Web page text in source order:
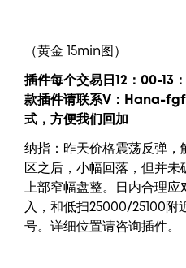
（黄金 15min图）
插件每个交易日12：00-13
款插件请联系V： Hana-
式，方便我们回加
纳指：昨天价格震荡反弹，
区之后，小幅回落，但并未
上部窄幅盘整。日内合理应
入，和低扫25000/25100附
号。详细位置请咨询插件。